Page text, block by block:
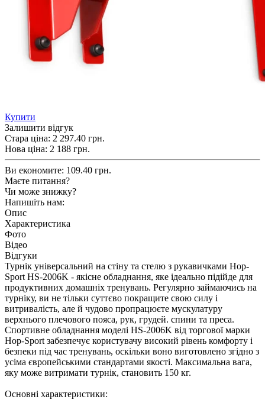
Купити
Залишити відгук
Стара ціна: 2 297.40 грн.
Нова ціна: 2 188 грн.
Ви економите: 109.40 грн.
Маєте питання?
Чи може знижку?
Напишіть нам:
Опис
Характеристика
Фото
Відео
Відгуки
Турнік універcальний на стіну та стелю з рукавичками Hop-
Sport HS-2006K - якісне обладнання, яке ідеально підійде для
продуктивних домашніх тренувань. Регулярно займаючись на
турніку, ви не тільки суттєво покращите свою силу і
витривалість, але й чудово пропрацюєте мускулатуру
верхнього плечового пояса, рук, грудей. спини та преса.
Спортивне обладнання моделі HS-2006K від торгової марки
Hop-Sport забезпечує користувачу високий рівень комфорту і
безпеки під час тренувань, оскільки воно виготовлено згідно з
усіма європейськими стандартами якості. Максимальна вага,
яку може витримати турнік, становить 150 кг.
Основні характеристики: